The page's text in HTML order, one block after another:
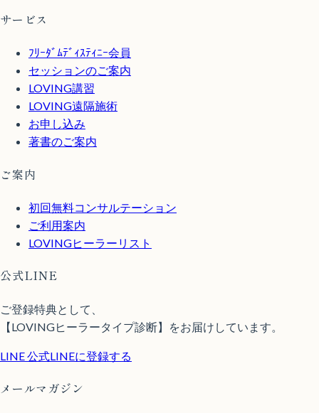
サービス
ﾌﾘｰﾀﾞﾑﾃﾞｨｽﾃｨﾆｰ会員
セッションのご案内
LOVING講習
LOVING遠隔施術
お申し込み
著書のご案内
ご案内
初回無料コンサルテーション
ご利用案内
LOVINGヒーラーリスト
公式LINE
ご登録特典として、
【LOVINGヒーラータイプ診断】をお届けしています。
LINE公式LINEに登録する
メールマガジン